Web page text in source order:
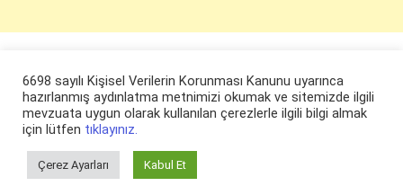
© ruyaevi.com 2022
6698 sayılı Kişisel Verilerin Korunması Kanunu uyarınca
hazırlanmış aydınlatma metnimizi okumak ve sitemizde ilgili
mevzuata uygun olarak kullanılan çerezlerle ilgili bilgi almak
için lütfen tıklayınız.
Çerez Ayarları Kabul Et